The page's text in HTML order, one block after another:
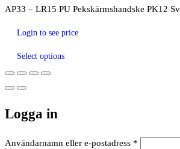
AP33 – LR15 PU Pekskärmshandske PK12
Login to see price
Select options
Logga in
Användarnamn eller e-postadress *